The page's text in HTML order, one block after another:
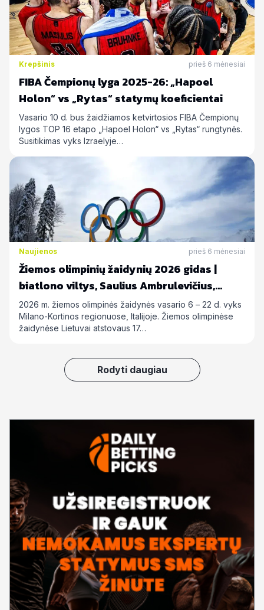
Krepšinis prieš 6 mėnesiai
FIBA Čempionų lyga 2025-26: „Hapoel
Holon“ vs „Rytas“ statymų koeficientai
Vasario 10 d. bus žaidžiamos ketvirtosios FIBA Čempionų
lygos TOP 16 etapo „Hapoel Holon“ vs „Rytas“ rungtynės.
Susitikimas vyks Izraelyje…
Naujienos prieš 6 mėnesiai
Žiemos olimpinių žaidynių 2026 gidas |
biatlono viltys, Saulius Ambrulevičius,
Allison Reed ir kiti
2026 m. žiemos olimpinės žaidynės vasario 6 – 22 d. vyks
Milano-Kortinos regionuose, Italijoje. Žiemos olimpinėse
žaidynėse Lietuvai atstovaus 17…
Rodyti daugiau